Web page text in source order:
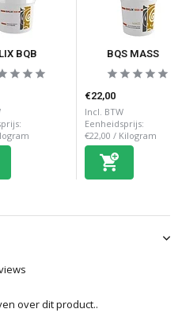
BQB BQS MASS
€22,00
Incl. BTW
Eenheidsprijs:
€22,00 / Kilogram
over dit product..